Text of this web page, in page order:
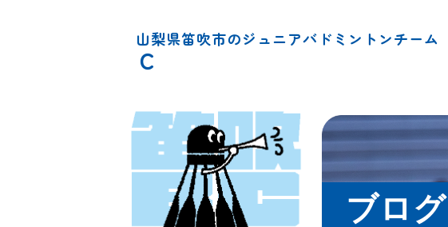
山梨県笛吹市のジュニアバドミントンチーム
Ｃ
ブログ